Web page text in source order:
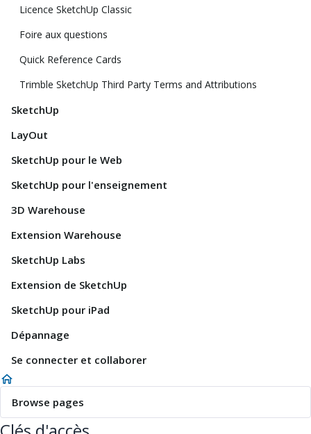
Licence SketchUp Classic
Foire aux questions
Quick Reference Cards
Trimble SketchUp Third Party Terms and Attributions
SketchUp
LayOut
SketchUp pour le Web
SketchUp pour l'enseignement
3D Warehouse
Extension Warehouse
SketchUp Labs
Extension de SketchUp
SketchUp pour iPad
Dépannage
Se connecter et collaborer
Browse pages